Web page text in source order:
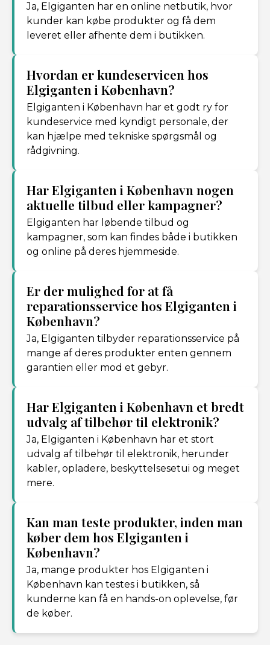
Ja, Elgiganten har en online netbutik, hvor
kunder kan købe produkter og få dem
leveret eller afhente dem i butikken.
Hvordan er kundeservicen hos
Elgiganten i København?
Elgiganten i København har et godt ry for
kundeservice med kyndigt personale, der
kan hjælpe med tekniske spørgsmål og
rådgivning.
Har Elgiganten i København nogen
aktuelle tilbud eller kampagner?
Elgiganten har løbende tilbud og
kampagner, som kan findes både i butikken
og online på deres hjemmeside.
Er der mulighed for at få
reparationsservice hos Elgiganten i
København?
Ja, Elgiganten tilbyder reparationsservice på
mange af deres produkter enten gennem
garantien eller mod et gebyr.
Har Elgiganten i København et bredt
udvalg af tilbehør til elektronik?
Ja, Elgiganten i København har et stort
udvalg af tilbehør til elektronik, herunder
kabler, opladere, beskyttelsesetui og meget
mere.
Kan man teste produkter, inden man
køber dem hos Elgiganten i
København?
Ja, mange produkter hos Elgiganten i
København kan testes i butikken, så
kunderne kan få en hands-on oplevelse, før
de køber.